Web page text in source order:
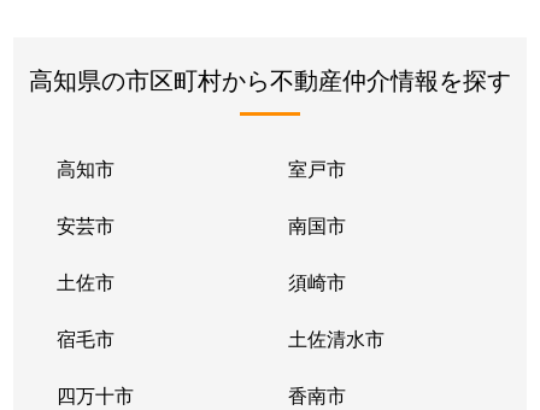
高知県の市区町村から不動産仲介情報を探す
高知市 室戸市
安芸市 南国市
土佐市 須崎市
宿毛市 土佐清水市
四万十市 香南市